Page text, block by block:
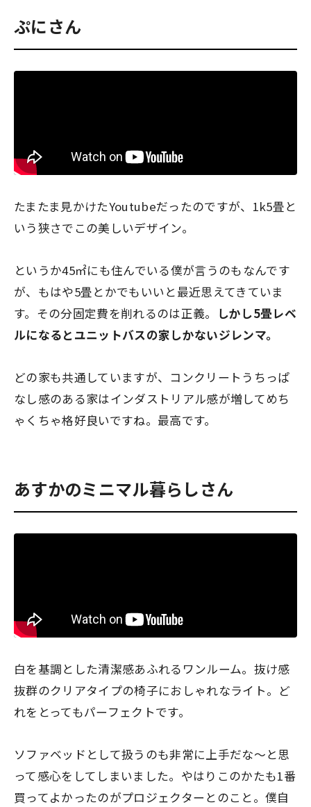
ぷにさん
たまたま見かけたYoutubeだったのですが、1k5畳と
いう狭さでこの美しいデザイン。
というか45㎡にも住んでいる僕が言うのもなんです
が、もはや5畳とかでもいいと最近思えてきていま
す。その分固定費を削れるのは正義。
しかし5畳レベ
ルになるとユニットバスの家しかないジレンマ。
どの家も共通していますが、コンクリートうちっぱ
なし感のある家はインダストリアル感が増してめち
ゃくちゃ格好良いですね。最高です。
あすかのミニマル暮らしさん
白を基調とした清潔感あふれるワンルーム。抜け感
抜群のクリアタイプの椅子におしゃれなライト。ど
れをとってもパーフェクトです。
ソファベッドとして扱うのも非常に上手だな〜と思
って感心をしてしまいました。やはりこのかたも1番
買ってよかったのがプロジェクターとのこと。僕自